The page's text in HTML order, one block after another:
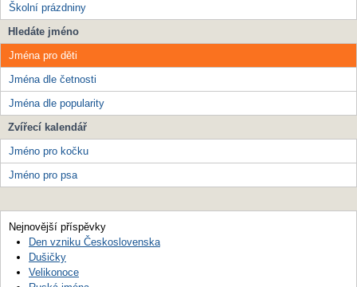
Školní prázdniny
Hledáte jméno
Jména pro děti
Jména dle četnosti
Jména dle popularity
Zvířecí kalendář
Jméno pro kočku
Jméno pro psa
Nejnovější příspěvky
Den vzniku Československa
Dušičky
Velikonoce